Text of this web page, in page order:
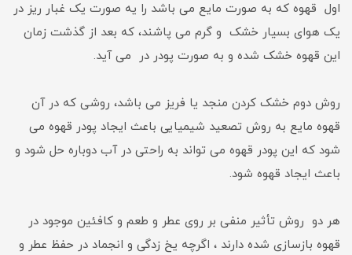
اول قهوه که به صورت مایع می باشد را یه صورت یک غبار ریز در
یک هوای بسیار خشک و گرم می پاشند، که بعد از گذشت زمان
این قهوه خشک شده و به صورت پودر در می آید.
روش دوم خشک کردن منجد یا فریز می باشد، روشی که در آن
قهوه مایع به روش تصعید شیمیایی باعث ایجاد پودر قهوه می
شود که این پودر قهوه می تواند به راحتی در آب دوباره حل شود و
باعث ایجاد قهوه شود.
هر دو روش تأثیر منفی بر روی عطر و طعم و کافئین موجود در
قهوه بازسازی شده دارند ، اگرچه یخ زدگی و انجماد در حفظ عطر و